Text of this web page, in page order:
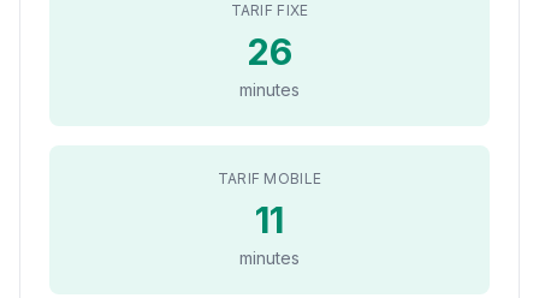
TARIF FIXE
26
minutes
TARIF MOBILE
11
minutes